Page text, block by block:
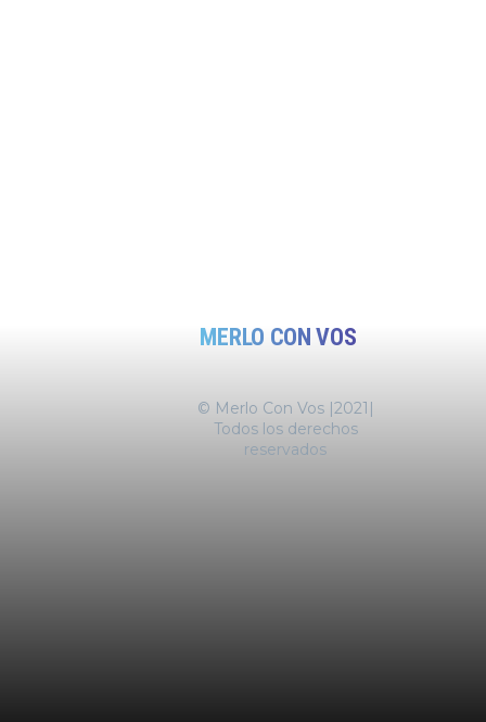
MERLO CON VOS
© Merlo Con Vos |2021|
Todos los derechos
reservados